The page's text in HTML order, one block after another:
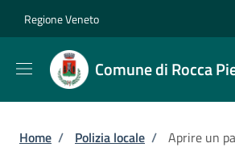
Regione Veneto
Comune di Rocca
Briciole di pane
Home / Polizia locale / Aprire un